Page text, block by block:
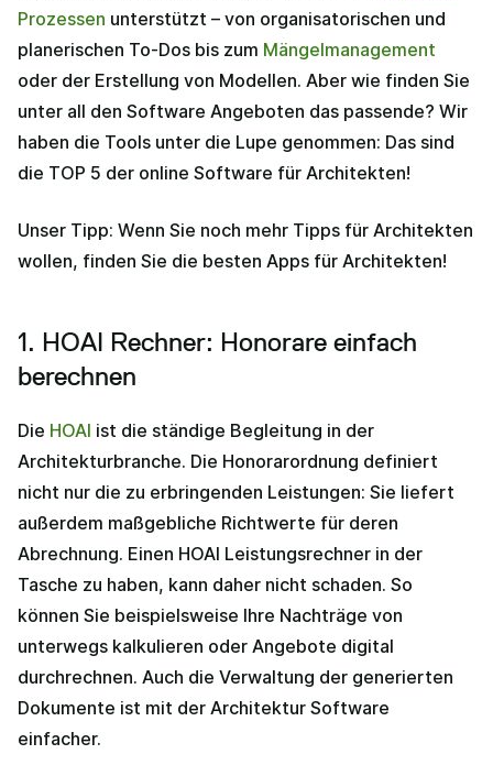
Prozessen unterstützt – von organisatorischen und
planerischen To-Dos bis zum Mängelmanagement
oder der Erstellung von Modellen. Aber wie finden Sie
unter all den Software Angeboten das passende? Wir
haben die Tools unter die Lupe genommen: Das sind
die TOP 5 der online Software für Architekten!
Unser Tipp: Wenn Sie noch mehr Tipps für Architekten
wollen, finden Sie die besten Apps für Architekten!
1. HOAI Rechner: Honorare einfach
berechnen
Die HOAI ist die ständige Begleitung in der
Architekturbranche. Die Honorarordnung definiert
nicht nur die zu erbringenden Leistungen: Sie liefert
außerdem maßgebliche Richtwerte für deren
Abrechnung. Einen HOAI Leistungsrechner in der
Tasche zu haben, kann daher nicht schaden. So
können Sie beispielsweise Ihre Nachträge von
unterwegs kalkulieren oder Angebote digital
durchrechnen. Auch die Verwaltung der generierten
Dokumente ist mit der Architektur Software
einfacher.